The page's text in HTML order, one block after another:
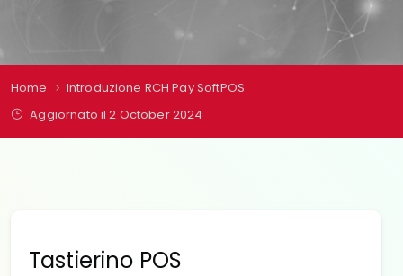
Home
Introduzione RCH Pay SoftPOS
Aggiornato il 2 October 2024
Tastierino POS